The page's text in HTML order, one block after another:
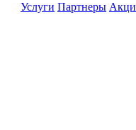
Услуги Партнеры